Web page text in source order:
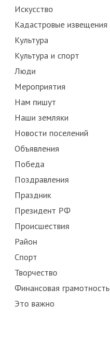
Искусство
Кадастровые извещения
Культура
Культура и спорт
Люди
Мероприятия
Нам пишут
Наши земляки
Новости поселений
Объявления
Победа
Поздравления
Праздник
Президент РФ
Происшествия
Район
Спорт
Творчество
Финансовая грамотность
Это важно